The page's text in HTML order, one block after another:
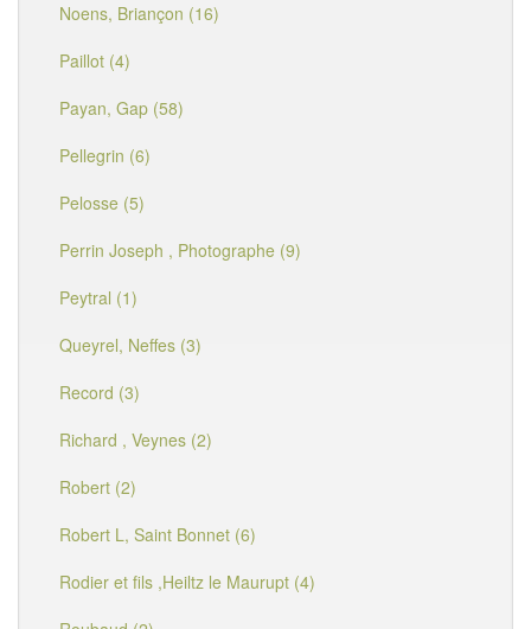
Noens, Briançon (16)
Paillot (4)
Payan, Gap (58)
Pellegrin (6)
Pelosse (5)
Perrin Joseph , Photographe (9)
Peytral (1)
Queyrel, Neffes (3)
Record (3)
Richard , Veynes (2)
Robert (2)
Robert L, Saint Bonnet (6)
Rodier et fils ,Heiltz le Maurupt (4)